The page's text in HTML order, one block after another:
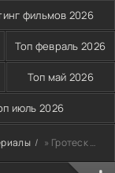
фильмов 2026
Топ февраль 2026
Топ май 2026
июль 2026
» Гротеск (2024)